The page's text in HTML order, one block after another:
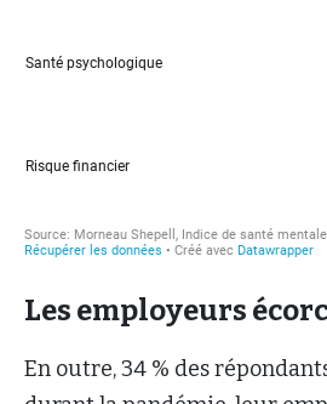
Les employeurs
En outre, 34 % des